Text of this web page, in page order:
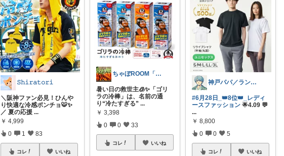
𝚂𝚑𝚒𝚛𝚊𝚝𝚘𝚛𝚒
＼阪神ファン必見！ひんや
り快適な冷感ポンチョ🐯✨
／ 夏の応援 ...
￥ 4,999
0 1 83
コレ いいね
ちゃぼROOM「ママさん」「レディース」
暑い日の救世主🧊✨「ゴリ
ラの冷棒」は、名前の通
り“冷たすぎる” ...
￥ 3,398
0 0 33
コレ いいね
神戸パパ／ランキング＆レビュー毎日掲載
#6月28日_👑8位👑_レディ
ースファッション 🌟4.09 💬
...
￥ 8,800
0 0 5
コレ いいね